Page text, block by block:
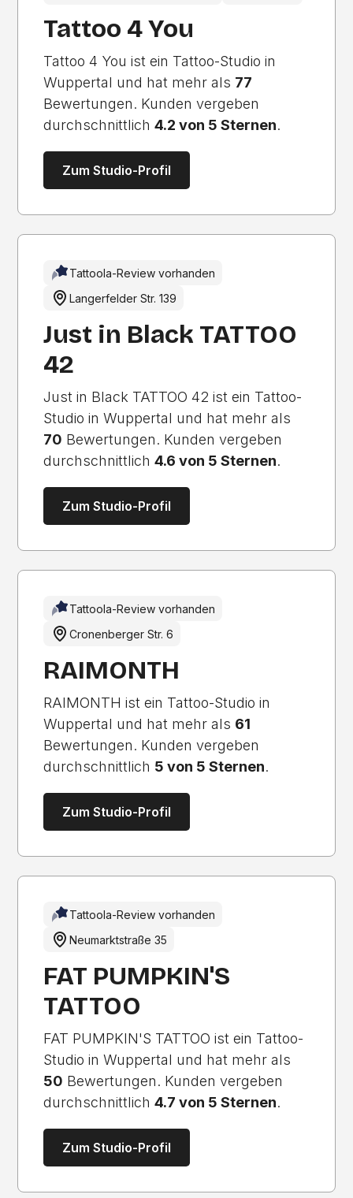
Tattoo 4 You
Tattoo 4 You ist ein Tattoo-Studio in
Wuppertal und hat mehr als 77
Bewertungen. Kunden vergeben
durchschnittlich4.2 von 5 Sternen.
Zum Studio-Profil
Tattoola-Review vorhanden
Langerfelder Str. 139
Just in Black TATTOO
42
Just in Black TATTOO 42 ist ein Tattoo-
Studio in Wuppertal und hat mehr als
70 Bewertungen. Kunden vergeben
durchschnittlich4.6 von 5 Sternen.
Zum Studio-Profil
Tattoola-Review vorhanden
Cronenberger Str. 6
RAIMONTH
RAIMONTH ist ein Tattoo-Studio in
Wuppertal und hat mehr als 61
Bewertungen. Kunden vergeben
durchschnittlich 5 von 5 Sternen.
Zum Studio-Profil
Tattoola-Review vorhanden
Neumarktstraße 35
FAT PUMPKIN'S
TATTOO
FAT PUMPKIN'S TATTOO ist ein Tattoo-
Studio in Wuppertal und hat mehr als
50 Bewertungen. Kunden vergeben
durchschnittlich4.7 von 5 Sternen.
Zum Studio-Profil